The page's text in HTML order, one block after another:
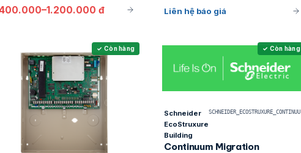
+ Vista alarm, deploy 1 chi
đ
hợp liền mạch với báo động cháy,
HVAC và camera, đáp ứng tiêu
A, campus công nghiệp và bệnh
Liên hệ báo giá
✓ Còn hàng ✓ Còn hàng
Schneider
EcoStruxure
Building
SCHNEIDER_ECOSTRUXURE_CONTINUU
Continuum Migration